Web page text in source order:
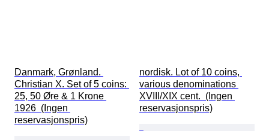
Danmark, Grønland.
Christian X. Set of 5 coins:
25, 50 Øre & 1 Krone
1926  (Ingen
reservasjonspris)
nordisk. Lot of 10 coins,
various denominations
XVIII/XIX cent.  (Ingen
reservasjonspris)